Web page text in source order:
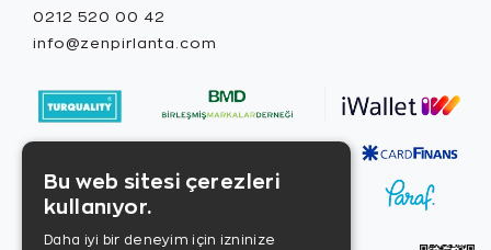
0212 520 00 42
info@zenpirlanta.com
Bu web sitesi çerezleri
kullanıyor.
Daha iyi bir deneyim için izninize